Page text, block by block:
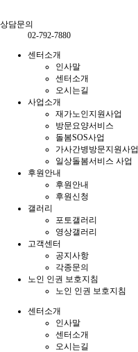
상담문의
02-792-7880
센터소개
인사말
센터소개
오시는길
사업소개
재가노인지원사업
방문요양서비스
돌봄SOS사업
가사간병방문지원사업
일상돌봄서비스 사업
후원안내
후원안내
후원신청
갤러리
포토갤러리
영상갤러리
고객센터
공지사항
각종문의
노인 인권 보호지침
노인 인권 보호지침
센터소개
인사말
센터소개
오시는길